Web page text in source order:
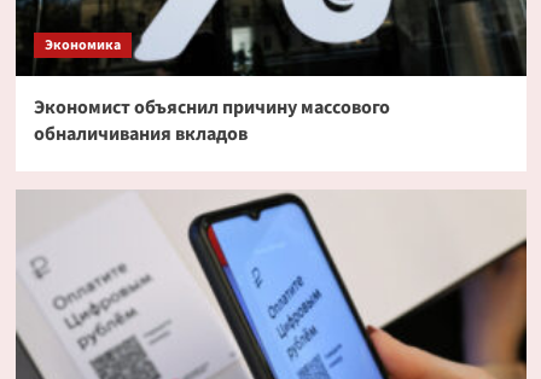
Экономика
Экономист объяснил причину массового
обналичивания вкладов